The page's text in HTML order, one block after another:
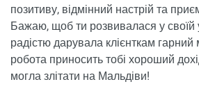
позитиву, відмінний настрій та
Бажаю, щоб ти розвивалася у своїй
радістю дарувала клієнткам
робота приносить тобі хороший
могла злітати на Мальдіви!